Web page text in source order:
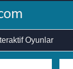
Oyunlar